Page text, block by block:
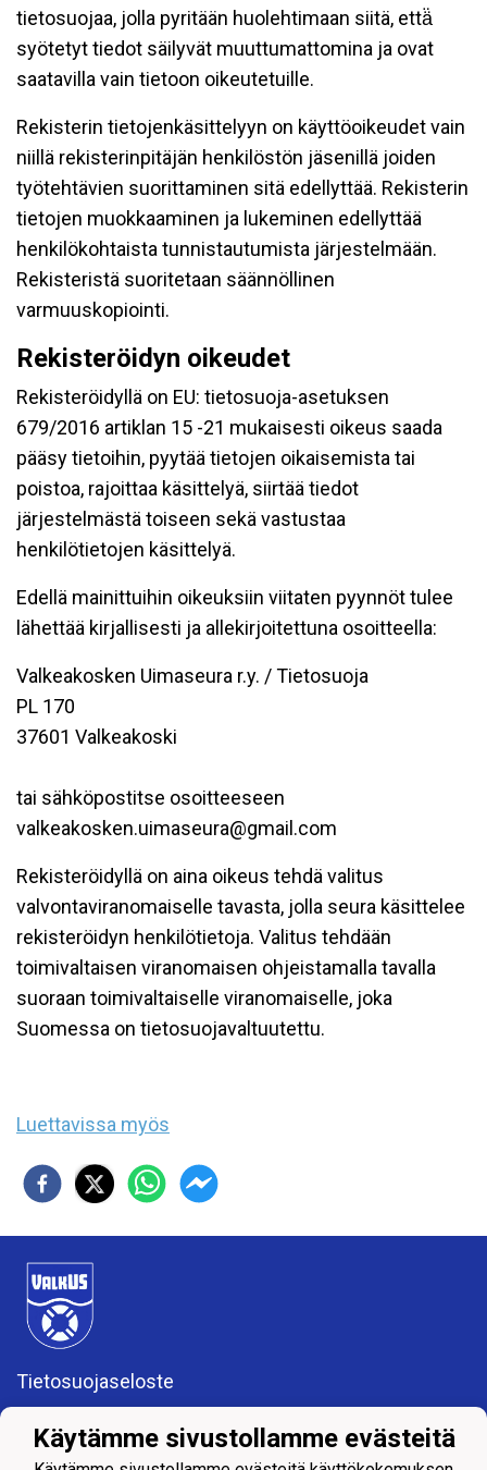
tietosuojaa, jolla pyritään huolehtimaan siitä, että̈
syötetyt tiedot säilyvät muuttumattomina ja ovat
saatavilla vain tietoon oikeutetuille.
Rekisterin tietojenkäsittelyyn on käyttöoikeudet vain
niillä rekisterinpitäjän henkilöstön jäsenillä joiden
työtehtävien suorittaminen sitä edellyttää. Rekisterin
tietojen muokkaaminen ja lukeminen edellyttää
henkilökohtaista tunnistautumista järjestelmään.
Rekisteristä suoritetaan säännöllinen
varmuuskopiointi.
Rekisteröidyn oikeudet
Rekisteröidyllä on EU: tietosuoja-asetuksen
679/2016 artiklan 15 -21 mukaisesti oikeus saada
pääsy tietoihin, pyytää tietojen oikaisemista tai
poistoa, rajoittaa käsittelyä, siirtää tiedot
järjestelmästä toiseen sekä vastustaa
henkilötietojen käsittelyä.
Edellä mainittuihin oikeuksiin viitaten pyynnöt tulee
lähettää kirjallisesti ja allekirjoitettuna osoitteella:
Valkeakosken Uimaseura r.y. / Tietosuoja
PL 170
37601 Valkeakoski
tai sähköpostitse osoitteeseen
valkeakosken.uimaseura@gmail.com
Rekisteröidyllä on aina oikeus tehdä valitus
valvontaviranomaiselle tavasta, jolla seura käsittelee
rekisteröidyn henkilötietoja. Valitus tehdään
toimivaltaisen viranomaisen ohjeistamalla tavalla
suoraan toimivaltaiselle viranomaiselle, joka
Suomessa on tietosuojavaltuutettu.
Luettavissa myös
Tietosuojaseloste
VALKEAKOSKEN UIMASEURA RY (0157583-4)
valkeakosken.uimaseura@gmail.com
Käytämme sivustollamme evästeitä